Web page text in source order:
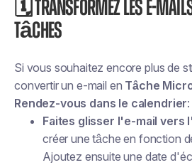
🗓 Transformez les e-
tâches
Si vous souhaitez encore plus de
convertir un e-mail en Tâche
Rendez-vous dans le calendrier:
Faites glisser l'e-mail vers
créer une tâche en fonction
Ajoutez ensuite une date